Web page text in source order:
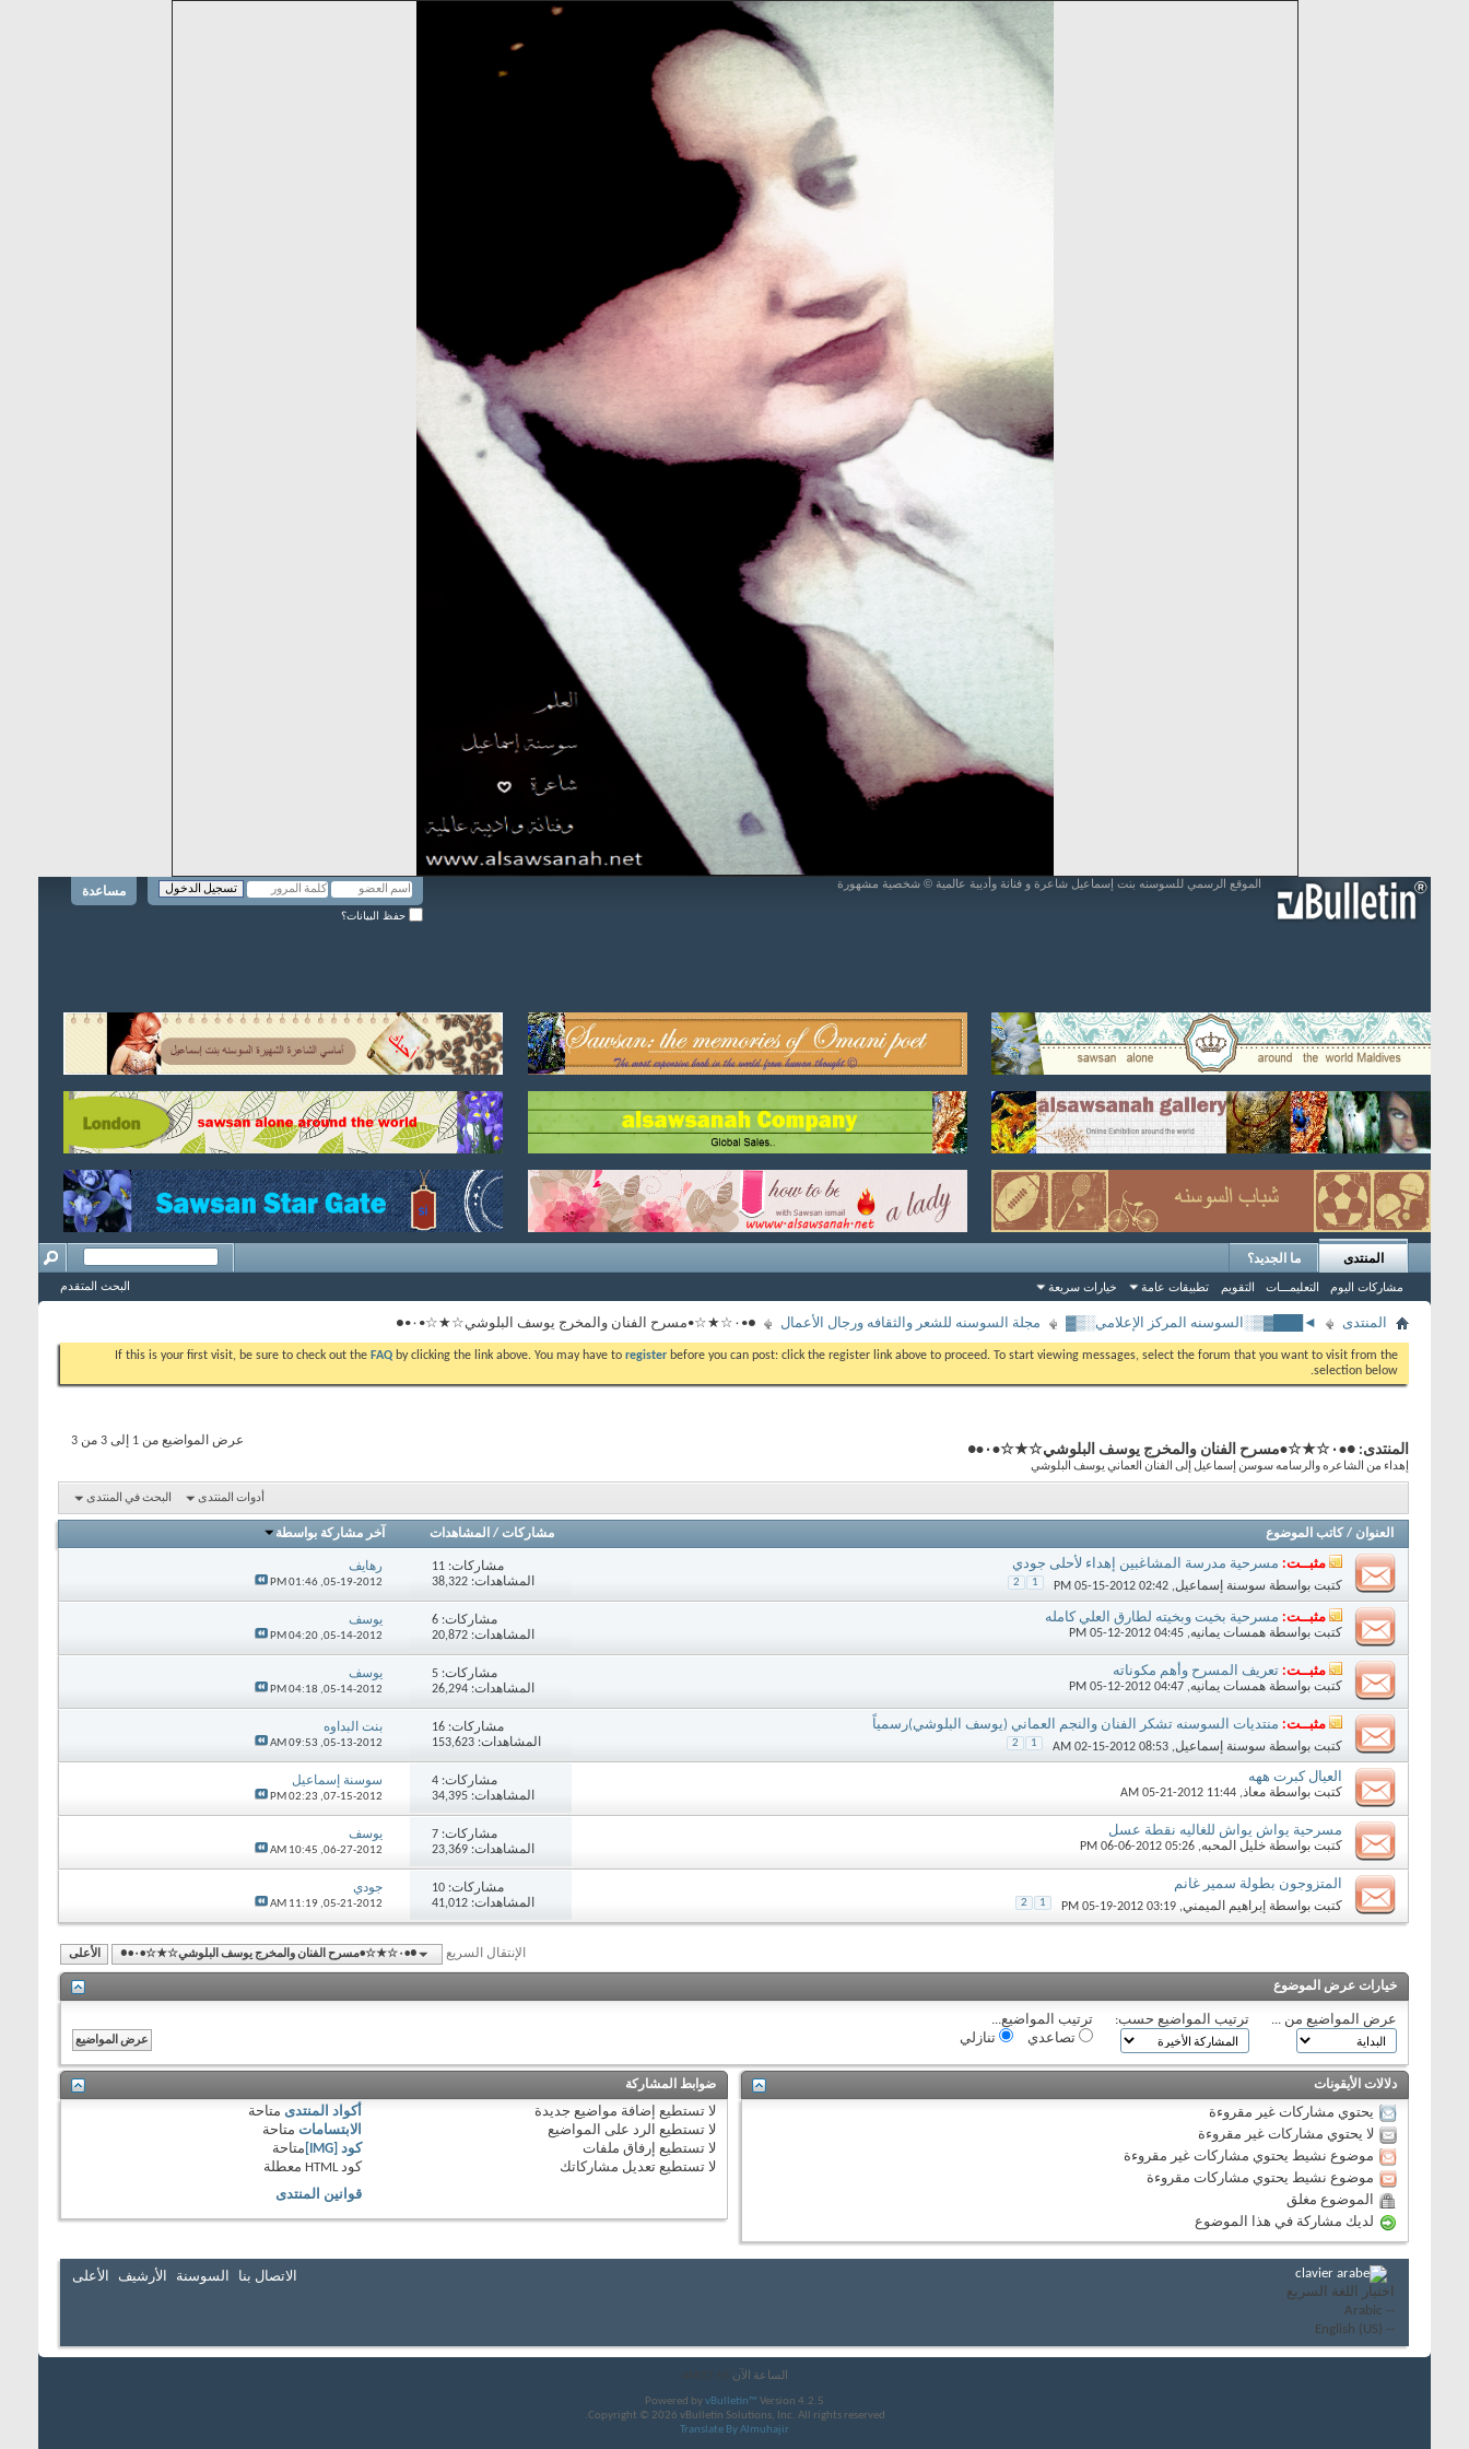
مساعدة
حفظ البيانات؟
الموقع الرسمي للسوسنه بنت إسماعيل شاعرة و فنانة وأديبة عالمية © شخصية مشهورة
المنتدى
مشاركات اليوم التعليمـــات التقويم تطبيقات عامة خيارات سريعة
ما الجديد؟
البحث المتقدم
المنتدى ◄███▓▒░السوسنه المركز الإعلامي░▒▓ مجلة السوسنه للشعر والثقافه ورجال الأعمال ●•۰☆★☆•مسرح الفنان والمخرج يوسف البلوشي☆★☆•۰•●
If this is your first visit, be sure to check out the FAQ by clicking the link above. You may have to register before you can post: click the register link above to proceed. To start viewing messages, select the forum that you want to visit from the
selection below.
عرض المواضيع من 1 إلى 3 من 3
المنتدى: ●•۰☆★☆•مسرح الفنان والمخرج يوسف البلوشي☆★☆•۰•●
إهداء من الشاعره والرسامه سوسن إسماعيل إلى الفنان العماني يوسف البلوشي
أدوات المنتدى البحث في المنتدى
العنوان / كاتب الموضوع مشاركات / المشاهدات آخر مشاركة بواسطة
مثبــت: مسرحية مدرسة المشاغبين إهداء لأحلى جودي
كتبت بواسطة سوسنة إسماعيل‏, 05-15-2012 02:42 PM
1
2
مشاركات:11
المشاهدات: 38,322
رهايف
05-19-2012,
01:46 PM
مثبــت: مسرحية بخيت وبخيته لطارق العلي كامله
كتبت بواسطة همسات يمانيه‏, 05-12-2012 04:45 PM
مشاركات:6
المشاهدات: 20,872
يوسف
05-14-2012,
04:20 PM
مثبــت: تعريف المسرح وأهم مكوناته
كتبت بواسطة همسات يمانيه‏, 05-12-2012 04:47 PM
مشاركات:5
المشاهدات: 26,294
يوسف
05-14-2012,
04:18 PM
مثبــت: منتديات السوسنه تشكر الفنان والنجم العماني (يوسف البلوشي)رسمياً
كتبت بواسطة سوسنة إسماعيل‏, 02-15-2012 08:53 AM
1
2
مشاركات:16
المشاهدات: 153,623
بنت البداوه
05-13-2012,
09:53 AM
العيال كبرت ههه
كتبت بواسطة معاذ‏, 05-21-2012 11:44 AM
مشاركات:4
المشاهدات: 34,395
سوسنة إسماعيل
07-15-2012,
02:23 PM
مسرحية يواش يواش للغاليه نقطة عسل
كتبت بواسطة خليل المحبه‏, 06-06-2012 05:26 PM
مشاركات:7
المشاهدات: 23,369
يوسف
06-27-2012,
10:45 AM
المتزوجون بطولة سمير غانم
كتبت بواسطة إبراهيم الميمني‏, 05-19-2012 03:19 PM
1
2
مشاركات:10
المشاهدات: 41,012
جودي
05-21-2012,
11:19 AM
الإنتقال السريع ●•۰☆★☆•مسرح الفنان والمخرج يوسف البلوشي☆★☆•۰•● الأعلى
خيارات عرض الموضوع
عرض المواضيع من ... ترتيب المواضيع حسب:
ترتيب المواضيع...
تصاعدي
تنازلي
دلالات الأيقونات
يحتوي مشاركات غير مقروءة
لا يحتوي مشاركات غير مقروءة
موضوع نشيط يحتوي مشاركات غير مقروءة
موضوع نشيط يحتوي مشاركات مقروءة
الموضوع مغلق
لديك مشاركة في هذا الموضوع
ضوابط المشاركة
لا تستطيع إضافة مواضيع جديدة
لا تستطيع الرد على المواضيع
لا تستطيع إرفاق ملفات
لا تستطيع تعديل مشاركاتك
أكواد المنتدى متاحة
الابتسامات متاحة
كود [IMG]
متاحة
كود HTML
معطلة
قوانين المنتدى
الاتصال بنا السوسنة الأرشيف الأعلى
الساعة الآن 07:55 AM
Powered byvBulletin™ Version 4.2.5
Copyright © 2026 vBulletin Solutions, Inc. All rights reserved.
Translate By Almuhajir